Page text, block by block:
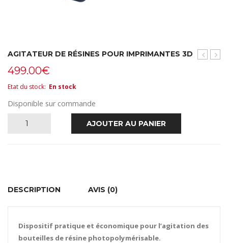
AGITATEUR DE RÉSINES POUR IMPRIMANTES 3D
499.00€
Etat du stock: En stock
Disponible sur commande
quantité
pour
AJOUTER AU PANIER
DESCRIPTION AVIS (0)
Dispositif pratique et économique pour l’agitation des
bouteilles de résine photopolymérisable.